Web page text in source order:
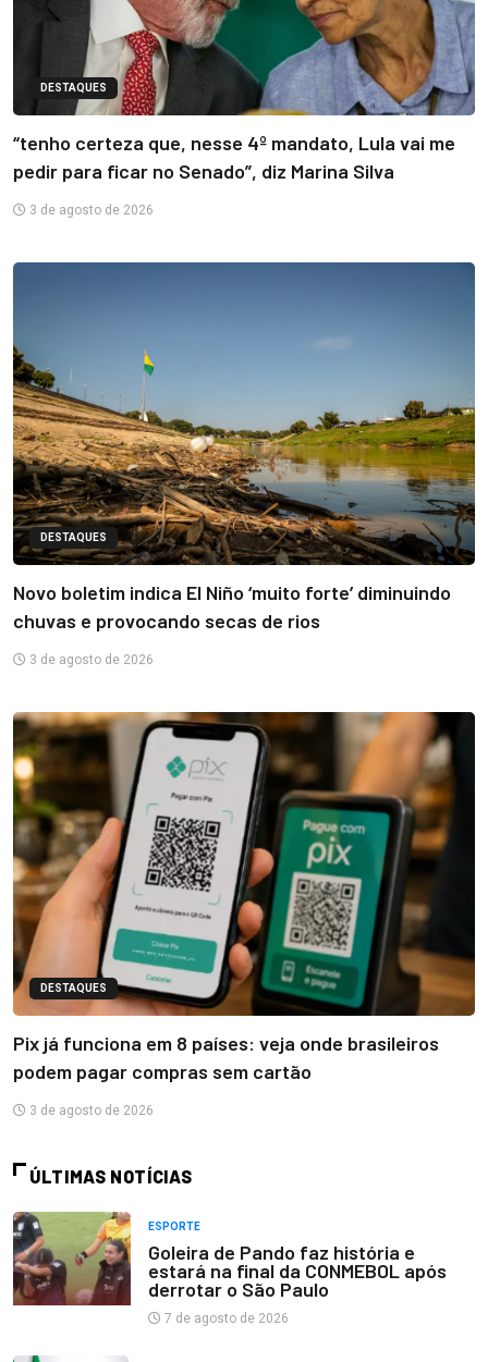
DESTAQUES
“tenho certeza que, nesse 4º mandato, Lula vai me
pedir para ficar no Senado”, diz Marina Silva
3 de agosto de 2026
DESTAQUES
Novo boletim indica El Niño ‘muito forte’ diminuindo
chuvas e provocando secas de rios
3 de agosto de 2026
DESTAQUES
Pix já funciona em 8 países: veja onde brasileiros
podem pagar compras sem cartão
3 de agosto de 2026
ÚLTIMAS NOTÍCIAS
ESPORTE
Goleira de Pando faz história e
estará na final da CONMEBOL após
derrotar o São Paulo
7 de agosto de 2026